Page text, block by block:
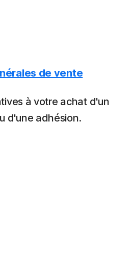
de vente
à votre achat d'un
d'une adhésion.